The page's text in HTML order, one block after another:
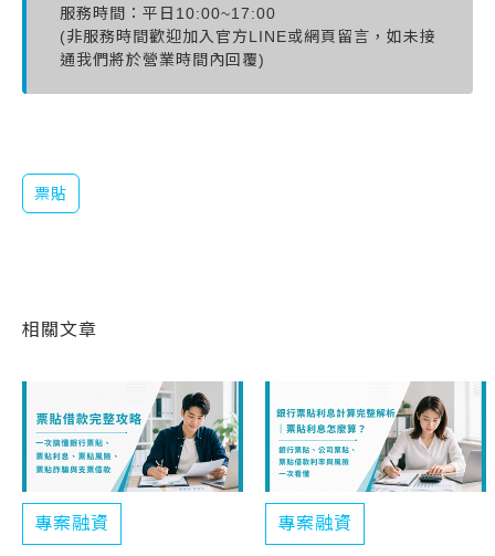
服務時間：平日10:00~17:00
(非服務時間歡迎加入官方LINE或網頁留言，如未接
通我們將於營業時間內回覆)
票貼
相關文章
專案融資 專案融資